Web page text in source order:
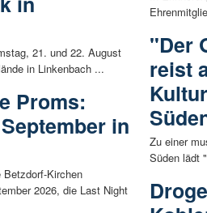
21. und 22. August
in Linkenbach ...
Proms:
in
Kirchen
2026, die Last Night
"Der
reist
Zu einer
Süden lädt